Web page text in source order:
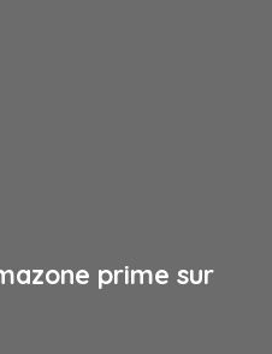
prime sur